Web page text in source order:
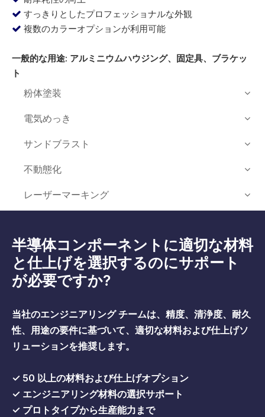
 すっきりとしたプロフェッショナルな外観
 複数のカラーオプションが利用可能
一般的な用途: アルミニウムハウジング、固定具、ブラケッ
ト
粉体塗装
電気めっき
サンドブラスト
不動態化
レーザーマーキング
半導体コンポーネントに適切な材料
と仕上げを選択するのにサポート
が必要ですか?
当社のエンジニアリング チームは、精度、清浄度、耐久
性、用途の要件に基づいて、適切な材料および仕上げソ
リューションを推奨します。
✓ 50 以上の材料および仕上げオプション
✓ エンジニアリング材料の選択サポート
✓ プロトタイプから生産能力まで